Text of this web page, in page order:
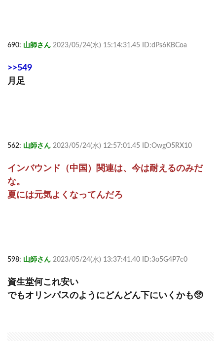
690: 山師さん 2023/05/24(水) 15:14:31.45 ID:dPs6KBCoa
>>549
月足
562: 山師さん 2023/05/24(水) 12:57:01.45 ID:OwgO5RX10
インバウンド（中国）関連は、今は耐えるのみだ
な。
夏には元気よくなってんだろ
598: 山師さん 2023/05/24(水) 13:37:41.40 ID:3o5G4P7c0
資生堂何これ安い
でもオリンパスのようにどんどん下にいくかも🥺